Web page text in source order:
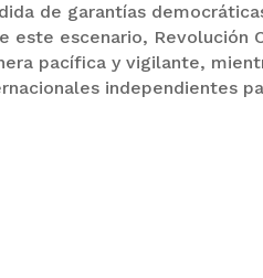
de garantías
este escenario, Revolución
pacífica y vigilante,
independientes